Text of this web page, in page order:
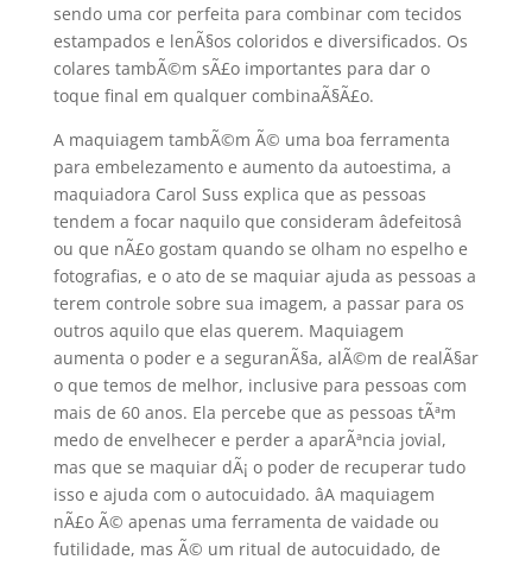
sendo uma cor perfeita para combinar com tecidos
estampados e lenÃ§os coloridos e diversificados. Os
colares tambÃ©m sÃ£o importantes para dar o
toque final em qualquer combinaÃ§Ã£o.
A maquiagem tambÃ©m Ã© uma boa ferramenta
para embelezamento e aumento da autoestima, a
maquiadora Carol Suss explica que as pessoas
tendem a focar naquilo que consideram âdefeitosâ
ou que nÃ£o gostam quando se olham no espelho e
fotografias, e o ato de se maquiar ajuda as pessoas a
terem controle sobre sua imagem, a passar para os
outros aquilo que elas querem. Maquiagem
aumenta o poder e a seguranÃ§a, alÃ©m de realÃ§ar
o que temos de melhor, inclusive para pessoas com
mais de 60 anos. Ela percebe que as pessoas tÃªm
medo de envelhecer e perder a aparÃªncia jovial,
mas que se maquiar dÃ¡ o poder de recuperar tudo
isso e ajuda com o autocuidado. âA maquiagem
nÃ£o Ã© apenas uma ferramenta de vaidade ou
futilidade, mas Ã© um ritual de autocuidado, de